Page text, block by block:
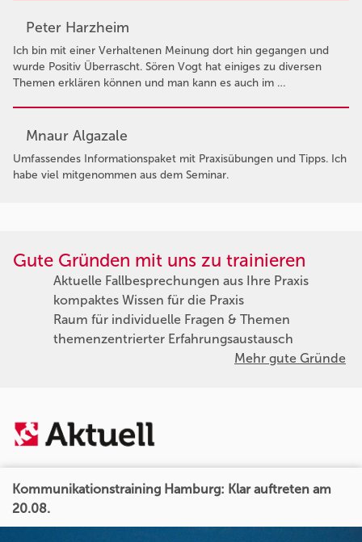
Peter Harzheim
Ich bin mit einer Verhaltenen Meinung dort hin gegangen und
wurde Positiv Überrascht. Sören Vogt hat einiges zu diversen
Themen erklären können und man kann es auch im …
Mnaur Algazale
Umfassendes Informationspaket mit Praxisübungen und Tipps. Ich
habe viel mitgenommen aus dem Seminar.
Gute Gründen mit uns zu trainieren
Aktuelle Fallbesprechungen aus Ihre Praxis
kompaktes Wissen für die Praxis
Raum für individuelle Fragen & Themen
themenzentrierter Erfahrungsaustausch
Mehr gute Gründe
Kommunikationstraining Hamburg: Klar auftreten am
20.08.